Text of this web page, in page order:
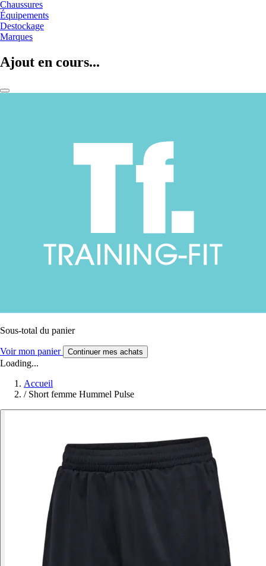
Chaussures
Équipements
Destockage
Marques
Ajout en cours...
Sous-total du panier
Voir mon panier Continuer mes achats
Loading...
Accueil
/ Short femme Hummel Pulse